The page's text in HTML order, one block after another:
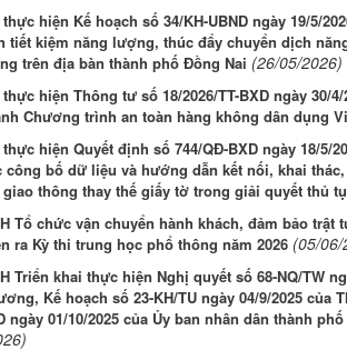
hiện Kế hoạch số 34/KH-UBND ngày 19/5/
tiết kiệm năng lượng, thúc đẩy chuyển dịch
trên địa bàn thành phố Đồng Nai (26/05/2026)
hiện Thông tư số 18/2026/TT-BXD ngày 30/
Chương trình an toàn hàng không dân dụng
hiện Quyết định số 744/QĐ-BXD ngày 18/5/
công bố dữ liệu và hướng dẫn kết nối, khai
thông thay thế giấy tờ trong giải quyết thủ
Tổ chức vận chuyển hành khách, đảm bảo trật
ra Kỳ thi trung học phổ thông năm 2026 (05/06/
Triển khai thực hiện Nghị quyết số 68-NQ/TW
Kế hoạch số 23-KH/TU ngày 04/9/2025 của
ngày 01/10/2025 của Ủy ban nhân dân thành